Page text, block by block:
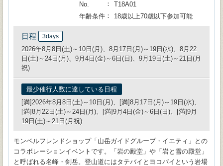
No.
T18A01
年齢条件
18歳以上70歳以下参加可能
日程 3days
2026年8月8日(土)～10日(月)、8月17日(月)～19日(水)、8月22
日(土)～24日(月)、9月4日(金)～6日(日)、9月19日(土)～21日(月
祝)
最少催行人数に達している日程
[満]2026年8月8日(土)～10日(月)、[満]8月17日(月)～19日(水)、
[満]8月22日(土)～24日(月)、[満]9月4日(金)～6日(日)、[満]9月
19日(土)～21日(月祝)
モンベルフレンドショップ「山岳ガイドグループ・イエティ」との
コラボレーションイベントです。「岩の殿堂」や「岩と雪の殿堂」
と呼ばれる名峰・剣岳。登山道にはタテバイとヨコバイという岩場